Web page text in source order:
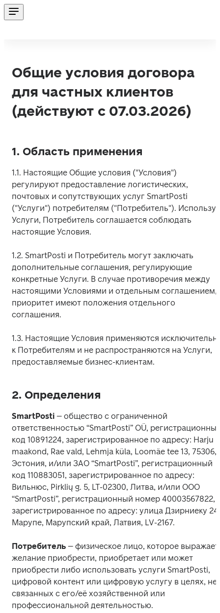
Общие условия договора
для частных клиентов
(действуют с 07.03.2026)
1. Область применения
1.1. Настоящие Общие условия ("Условия")
регулируют предоставление логистических,
почтовых и сопутствующих услуг SmartPosti
("Услуги") потребителям ("Потребитель"). Используя
Услуги, Потребитель соглашается соблюдать
настоящие Условия.
1.2. SmartPosti и Потребитель могут заключать
дополнительные соглашения, регулирующие
конкретные Услуги. В случае противоречия между
настоящими Условиями и отдельным соглашением,
приоритет имеют положения отдельного
соглашения.
1.3. Настоящие Условия применяются
к Потребителям и не распространяются на Услуги,
предоставляемые бизнес-клиентам.
2. Определения
SmartPosti – общество с ограниченной
ответственностью “SmartPosti” OÜ,
код 10891224, зарегистрированное по адресу: Harju
maakond, Rae vald, Lehmja küla, Loomäe tee 13, 75306,
Эстония, и/или ЗАО “SmartPosti”, регистрационный
код 110883051, зарегистрированное по адресу:
Вильнюс, Pirklių g. 5, LT-02300, Литва, и/или ООО
“SmartPosti”, регистрационный номер 40003567822,
зарегистрированное по адресу: улица Дзирниеку 24,
Марупе, Марупский край, Латвия, LV-2167.
Потребитель – физическое лицо, которое выражает
желание приобрести, приобретает или может
приобрести либо использовать услуги SmartPosti,
цифровой контент или цифровую услугу в целях, не
связанных с его/её хозяйственной или
профессиональной деятельностью.